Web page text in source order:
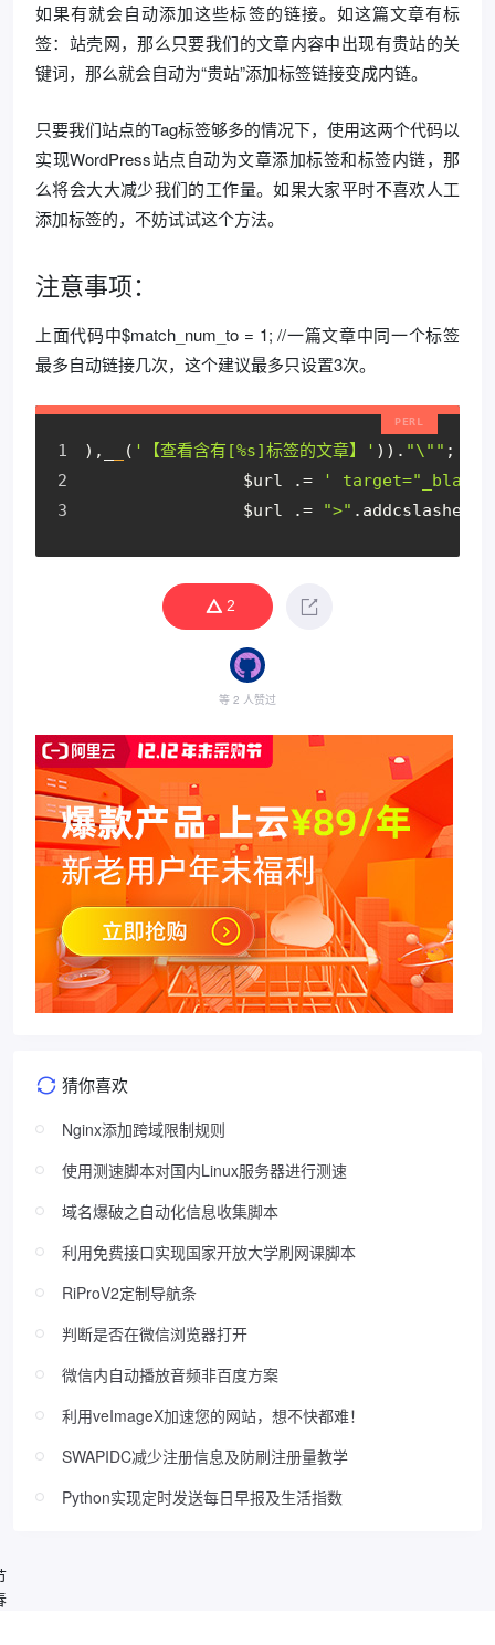
如果有就会自动添加这些标签的链接。如这篇文章有标
签：站壳网，那么只要我们的文章内容中出现有贵站的关
键词，那么就会自动为“贵站”添加标签链接变成内链。
只要我们站点的Tag标签够多的情况下，使用这两个代码以
实现WordPress站点自动为文章添加标签和标签内链，那
么将会大大减少我们的工作量。如果大家平时不喜欢人工
添加标签的，不妨试试这个方法。
注意事项：
上面代码中$match_num_to = 1; //一篇文章中同一个标签
最多自动链接几次，这个建议最多只设置3次。
),_ ( '【查看含有[%s]标签的文章】' )). "\"" ;
                $url .=
'
                $url .=
">"
2
等 2 人赞过
猜你喜欢
Nginx添加跨域限制规则
使用测速脚本对国内Linux服务器进行测速
域名爆破之自动化信息收集脚本
利用免费接口实现国家开放大学刷网课脚本
RiProV2定制导航条
判断是否在微信浏览器打开
微信内自动播放音频非百度方案
利用veImageX加速您的网站，想不快都难！
SWAPIDC减少注册信息及防刷注册量教学
Python实现定时发送每日早报及生活指数